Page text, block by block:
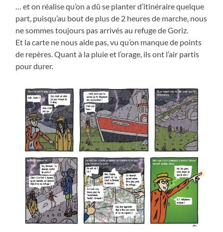
… et on réalise qu’on a dû se planter d’itinéraire quelque
part, puisqu’au bout de plus de 2 heures de marche, nous
ne sommes toujours pas arrivés au refuge de Goriz.
Et la carte ne nous aide pas, vu qu’on manque de points
de repères. Quant à la pluie et l’orage, ils ont l’air partis
pour durer.